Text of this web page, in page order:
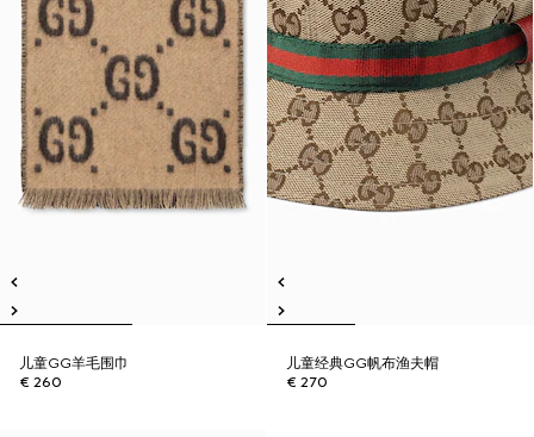
儿童GG羊毛围巾
€ 260
儿童经典GG帆布渔夫帽
€ 270